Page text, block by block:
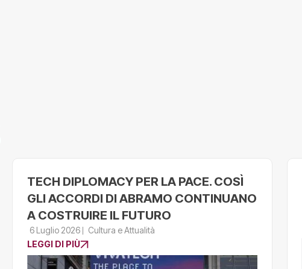
TECH DIPLOMACY PER LA PACE. COSÌ
GLI ACCORDI DI ABRAMO CONTINUANO
A COSTRUIRE IL FUTURO
6 Luglio 2026
Cultura e Attualità
LEGGI DI PIÙ